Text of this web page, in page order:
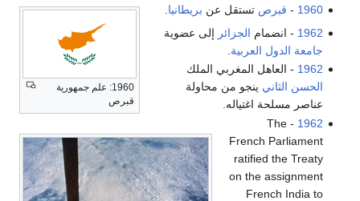
1960: علم جمهورية
قبرص
1960
- قبرص تستقل عن بريطانيا
1962 - انضمام الجزائر إلى عضوية
جامعة الدول العربية
1962 - العاهل المغربي الملك
الحسن الثاني ينجو من محاولة
عناصر مسلحة اغتياله.
1962
- The
French Parliament
ratified the Treaty
on the assignment
French India to